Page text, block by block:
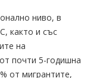
ниво, в
както и със
на
почти 5-годишна
от мигрантите,